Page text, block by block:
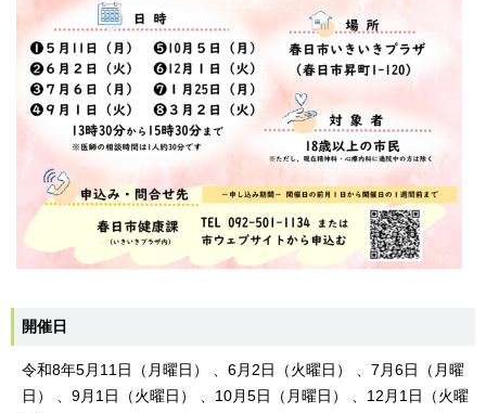
開催日
令和8年5月11日（月曜日） 、6月2日（火曜日） 、7月6日（月曜
日） 、9月1日（火曜日） 、10月5日（月曜日） 、12月1日（火曜